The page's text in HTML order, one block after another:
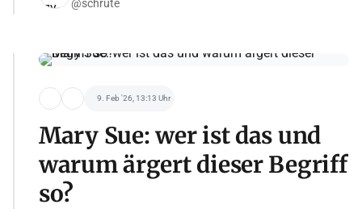
@schrute
9. Feb '26, 13:13 Uhr
Mary Sue: wer ist das und
warum ärgert dieser Begriff
so?